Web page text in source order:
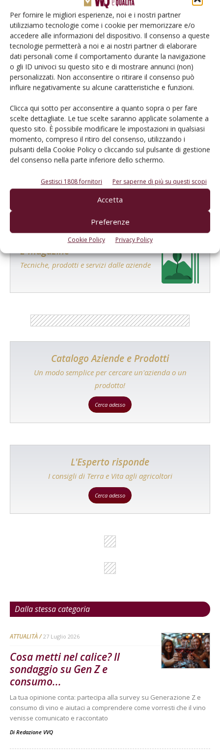
Per fornire le migliori esperienze, noi e i nostri partner
utilizziamo tecnologie come i cookie per memorizzare e/o
accedere alle informazioni del dispositivo. Il consenso a queste
tecnologie permetterà a noi e ai nostri partner di elaborare
dati personali come il comportamento durante la navigazione
o gli ID univoci su questo sito e di mostrare annunci (non)
personalizzati. Non acconsentire o ritirare il consenso può
influire negativamente su alcune caratteristiche e funzioni.
Clicca qui sotto per acconsentire a quanto sopra o per fare
scelte dettagliate. Le tue scelte saranno applicate solamente a
questo sito. È possibile modificare le impostazioni in qualsiasi
momento, compreso il ritiro del consenso, utilizzando i
pulsanti della Cookie Policy o cliccando sul pulsante di gestione
del consenso nella parte inferiore dello schermo.
Gestisci 1808 fornitori Per saperne di più su questi scopi
Accetta
Preferenze
Cookie Policy Privacy Policy
Salva il mio nome, email e sito web in questo browser per la
E-magazine
Tecniche, prodotti e servizi dalle aziende
Catalogo Aziende e Prodotti
Un modo semplice per cercare un'azienda o un
prodotto!
Cerca adesso
L'Esperto risponde
I consigli di Terra e Vita agli agricoltori
Cerca adesso
Dalla stessa categoria
ATTUALITÀ 27 Luglio 2026
Cosa metti nel calice? Il
sondaggio su Gen Z e
consumo...
La tua opinione conta: partecipa alla survey su Generazione Z e
consumo di vino e aiutaci a comprendere come vorresti che il vino
venisse comunicato e raccontato
Di Redazione VVQ